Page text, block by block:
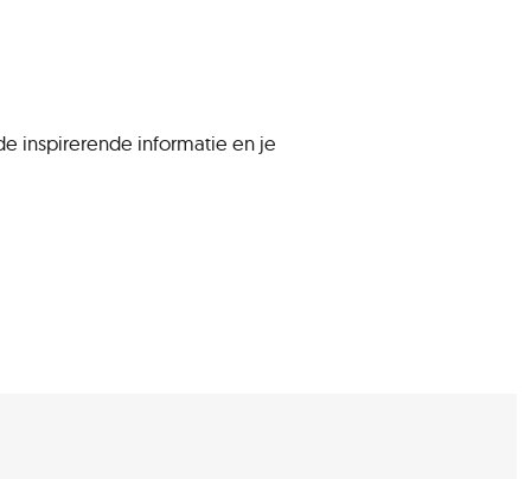
inspirerende informatie en je